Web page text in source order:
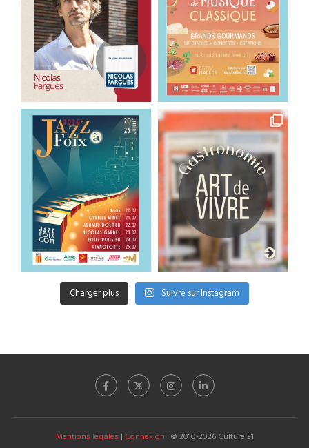
Charger plus Suivre sur Instagram
Mentions légales | Connexion | © 2010-2026 Culture 31